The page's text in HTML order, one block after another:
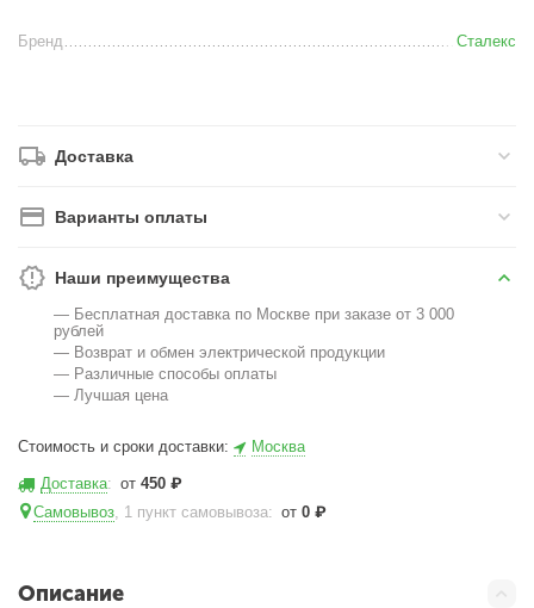
Бренд Сталекс
Доставка
Варианты оплаты
Наши преимущества
— Бесплатная доставка по Москве при заказе от 3 000
рублей
— Возврат и обмен электрической продукции
— Различные способы оплаты
— Лучшая цена
Стоимость и сроки доставки: Москва
Доставка: от450 ₽
Самовывоз, 1 пункт самовывоза: от0 ₽
Описание